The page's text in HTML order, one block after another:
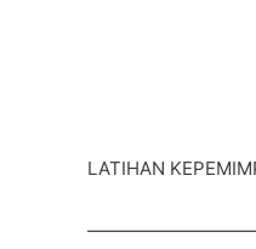
LATIHAN